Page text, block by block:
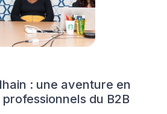
: une aventure en
du B2B